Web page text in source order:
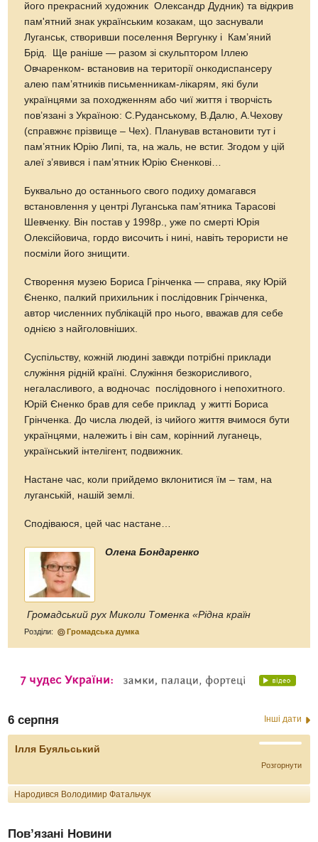
його прекрасний художник Олександр Дудник) та відкрив
пам'ятний знак українським козакам, що заснували
Луганськ, створивши поселення Вергунку і Кам’яний
Брід. Ще раніше — разом зі скульптором Іллею
Овчаренком- встановив на території онкодиспансеру
алею пам’ятників письменникам-лікарям, які були
українцями за походженням або чиї життя і творчість
пов’язані з Україною: С.Руданському, В.Далю, А.Чехову
(справжнє прізвище – Чех). Планував встановити тут і
пам’ятник Юрію Липі, та, на жаль, не встиг. Згодом у цій
алеї з’явився і пам’ятник Юрію Єненкові…
Буквально до останнього свого подиху домагався
встановлення у центрі Луганська пам’ятника Тарасові
Шевченку. Він постав у 1998р., уже по смерті Юрія
Олексійовича, гордо височить і нині, навіть терористи не
посміли його знищити.
Створення музею Бориса Грінченка — справа, яку Юрій
Єненко, палкий прихильник і послідовник Грінченка,
автор численних публікацій про нього, вважав для себе
однією з найголовніших.
Суспільству, кожній людині завжди потрібні приклади
служіння рідній країні. Служіння безкорисливого,
негаласливого, а водночас послідовного і непохитного.
Юрій Єненко брав для себе приклад у житті Бориса
Грінченка. До числа людей, із чийого життя вчимося бути
українцями, належить і він сам, корінний луганець,
український інтелігент, подвижник.
Настане час, коли прийдемо вклонитися їм – там, на
луганській, нашій землі.
Сподіваюся, цей час настане…
Олена Бондаренко
Громадський рух Миколи Томенка «Рідна країн
Розділи: Громадська думка
6 серпня Інші дати
Ілля Буяльський
Розгорнути
Народився Володимир Фатальчук
Пов’язані Новини